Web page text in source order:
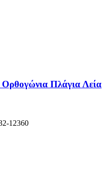
Ορθογώνια Πλάγια Λεία
12360